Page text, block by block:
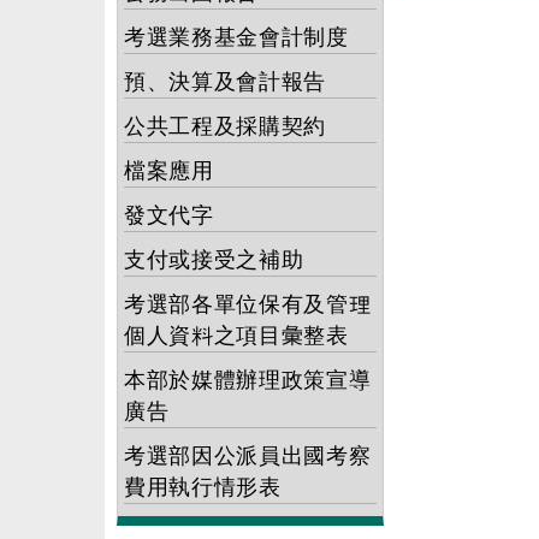
考選業務基金會計制度
預、決算及會計報告
公共工程及採購契約
檔案應用
發文代字
支付或接受之補助
考選部各單位保有及管理
個人資料之項目彙整表
本部於媒體辦理政策宣導
廣告
考選部因公派員出國考察
費用執行情形表